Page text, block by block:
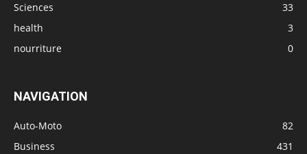
Sciences
33
health
3
nourriture
0
NAVIGATION
Auto-Moto
82
Business
431